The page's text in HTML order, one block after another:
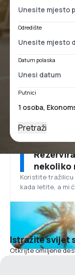
Odredište
Datum polaska
Putnici
Pretraži
nekoliko
Koristite tražilicu
kada letite, a mi
Istražite svijet
Otkrijte omiljene